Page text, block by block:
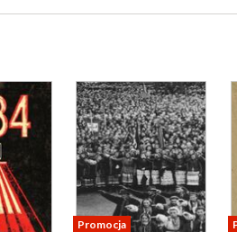
Promocja